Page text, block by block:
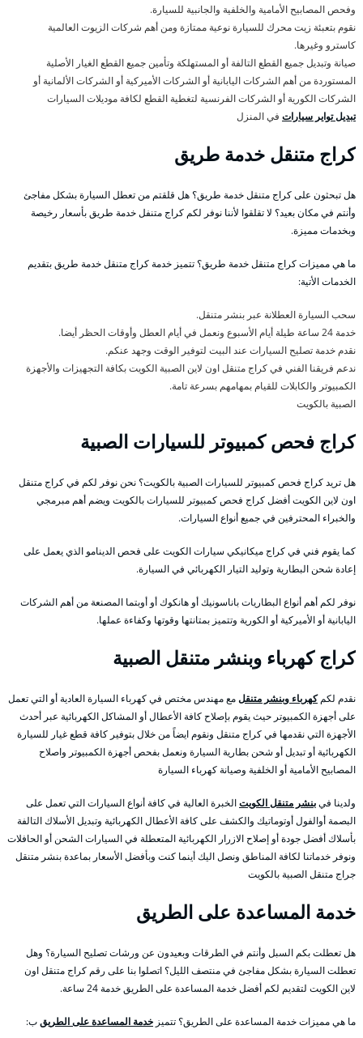
وفحص المصابيح الأمامية والخلفية والجانبية للسيارة.
نقوم بتعبئة زيت محرك للسيارة نوعية ممتازة ومن أهم شركات الزيوت العالمية
كاسترو وغيرها.
صيانة وتبديل جميع القطع التالفة أو المستهلكة وتأمين جميع القطع الغيار الأصلية
المستوردة من أهم الشركات اليابانية أو الشركات الأميركية أو الشركات الألمانية أو
الشركات الكورية أو الشركات الفرنسية لتغطية القطع لكافة موديلات السيارات
تبديل تواير سيارات في المنزل
كراج متنقل خدمة طريق
هل تبحثون على كراج متنقل خدمة طريق؟ هل قلقتم من تعطل السيارة بشكل مفاجئ
وأنتم في مكان بعيد؟ لا تقلقوا لأننا نوفر لكم كراج متنفل خدمة طريق بأسعار رخيصة
وبخدمات مميزة.
ما هي مميزات كراج متنقل خدمة طريق؟ تتميز خدمة كراج متنقل خدمة طريق بتقديم
الخدمات الأتية:
سحب السيارة العطلانة عبر بنشر متنقل.
خدمة 24 ساعة طيلة أيام الأسبوع ونعمل في أيام العطل وأوقات الحظر أيضا.
نقدم خدمة تصليح السيارات عند البيت لتوفير الوقت وجهد عنكم.
ندعم فريقنا الفني في كراج متنقل اون لاين الصبية الكويت بكافة التجهيزات والأجهزة
الكمبيوتر والكابلات للقيام بمهامهم بسرعة تامة.
الصبية بالكويت
كراج فحص كمبيوتر للسيارات الصبية
هل تريد كراج فحص كمبيوتر للسيارات الصبية بالكويت؟ نحن نوفر لكم في كراج متنقل
اون لاين الكويت أفضل كراج فحص كمبيوتر للسيارات بالكويت ويضم أهم مبرمجي
والخبراء المحترفين في جميع أنواع السيارات.
كما يقوم فني في كراج ميكانيكي سيارات الكويت على فحص الدينامو الذي يعمل على
إعادة شحن البطارية وتوليد التيار الكهربائي في السيارة.
نوفر لكم أهم أنواع البطاريات باناسونيك أو هانكوك أو أوبتما المصنعة من أهم الشركات
اليابانية أو الأميركية أو الكورية وتتميز بمتانتها وقوتها وكفاءة عملها.
كراج كهرباء وبنشر متنقل الصبية
نقدم لكمكهرباء وبنشر متنقلمع مهندس مختص في كهرباء السيارة العادية أو التي تعمل
على أجهزة الكمبيوتر حيث يقوم بإصلاح كافة الأعطال أو المشاكل الكهربائية عبر أحدث
الأجهزة التي نقدمها في كراج متنقل ونقوم ايضاً من خلال بتوفير كافة قطع غيار للسيارة
الكهربائية أو تبديل أو شحن بطارية السيارة ونعمل بفحص أجهزة الكمبيوتر واصلاح
المصابيح الأمامية أو الخلفية وصيانة كهرباء السيارة
ولدينا فيبنشر متنقل الكويتالخبرة العالية في كافة أنواع السيارات التي تعمل على
البصمة أوالفول أوتوماتيك والكشف على كافة الأعطال الكهربائية وتبديل الأسلاك التالفة
بأسلاك أفضل جودة أو إصلاح الازرار الكهربائية المتعطلة في السيارات الشحن أو الحافلات
ونوفر خدماتنا لكافة المناطق ونصل اليك أينما كنت وبأفضل الأسعار بماعدة بنشر متنقل
جراج متنقل الصبية بالكويت
خدمة المساعدة على الطريق
هل تعطلت بكم السبل وأنتم في الطرقات وبعيدون عن ورشات تصليح السيارة؟ وهل
تعطلت السيارة بشكل مفاجئ في منتصف الليل؟ اتصلوا بنا على رقم كراج متنقل اون
لاين الكويت لتقديم لكم أفضل خدمة المساعدة على الطريق خدمة 24 ساعة.
ما هي مميزات خدمة المساعدة على الطريق؟ تتميز خدمة المساعدة على الطريقب: